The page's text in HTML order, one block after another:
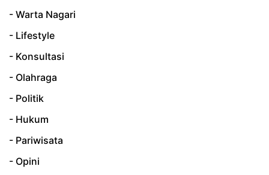
- Warta Nagari
- Lifestyle
- Konsultasi
- Olahraga
- Politik
- Hukum
- Pariwisata
- Opini